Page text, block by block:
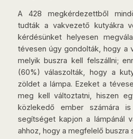
A 428 megkérdezettből
tudták a vakvezető kutyákra
kérdésünket helyesen
tévesen úgy gondolták, hogy a
melyik buszra kell felszállni;
(60%) válaszolták, hogy a
zöldet a lámpa. Ezeket a
meg kell változtatni, hiszen
közlekedő ember számára
segítséget kapjon a lámpánál
ahhoz, hogy a megfelelő buszra